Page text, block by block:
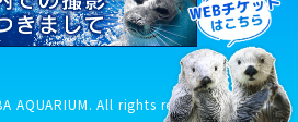
AQUARIUM. All rights reserved.